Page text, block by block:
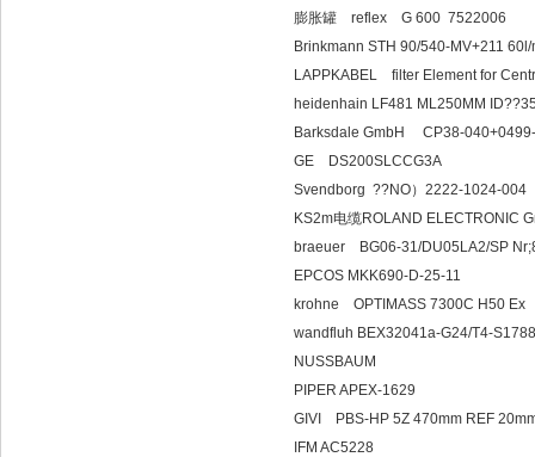
膨胀罐 reflex G 600 7522006
Brinkmann STH 90/540-MV+211
LAPPKABEL filter Element for
heidenhain LF481 ML250MM
Barksdale GmbH
GE
Svendborg ??NO）2222-
KS2m电缆ROLAND ELECTRONIC
braeuer BG06-31/
EPCOS MKK690-D-25-11
krohne
wandfluh BEX32041a-G24/T4-
NUSSBAUM
PIPER APEX-1629
GIVI PBS-HP 5Z
IFM AC5228